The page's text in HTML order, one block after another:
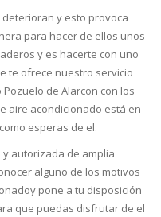
y esto provoca
para hacer de ellos unos
y es hacerte con uno
te ofrece nuestro servicio
de Alarcon con los
aire acondicionado está en
esperas de el.
autorizada de amplia
alguno de los motivos
pone a tu disposición
que puedas disfrutar de el